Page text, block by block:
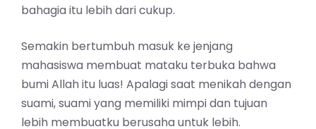
bahagia itu lebih dari cukup.
Semakin bertumbuh masuk ke jenjang
mahasiswa membuat mataku terbuka bahwa
bumi Allah itu luas! Apalagi saat menikah dengan
suami, suami yang memiliki mimpi dan tujuan
lebih membuatku berusaha untuk lebih.